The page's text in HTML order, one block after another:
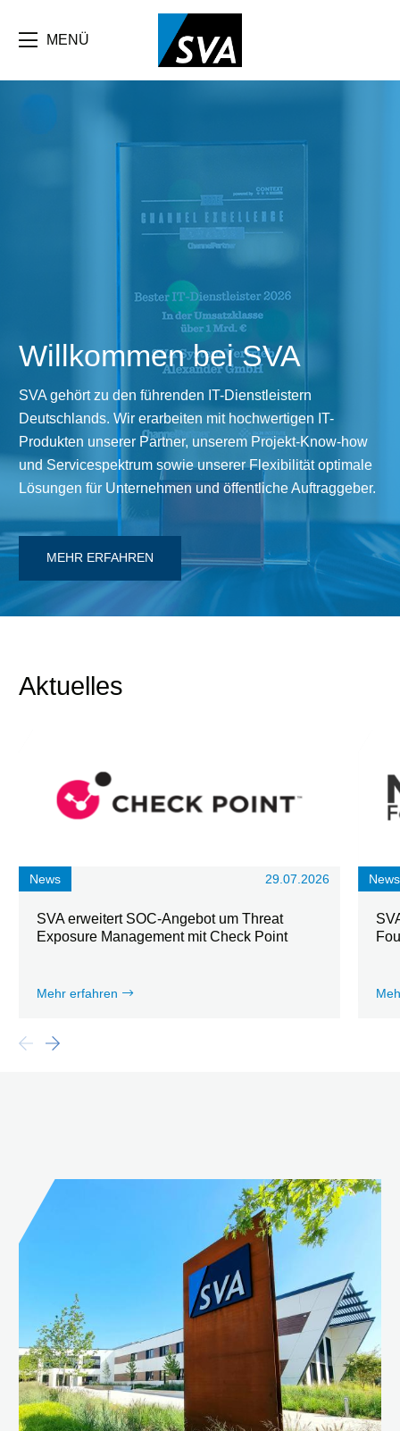
Inhalt
MENÜ
Willkommen bei SVA
SVA gehört zu den führenden IT-Dienstleistern
Deutschlands. Wir erarbeiten mit hochwertigen IT-
Produkten unserer Partner, unserem Projekt-Know-how
und Servicespektrum sowie unserer Flexibilität optimale
Lösungen für Unternehmen und öffentliche Auftraggeber.
MEHR ERFAHREN
Aktuelles
News 29.07.2026
SVA erweitert SOC-Angebot um Threat
Exposure Management mit Check Point
Mehr erfahren
News